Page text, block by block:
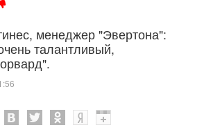
менеджер "Эвертона":
талантливый,